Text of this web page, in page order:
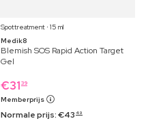
Spottreatment ⋅ 15 ml
Medik8
Blemish SOS Rapid Action Target
Gel
€31 39
Memberprijs
Normale prijs:€43 49